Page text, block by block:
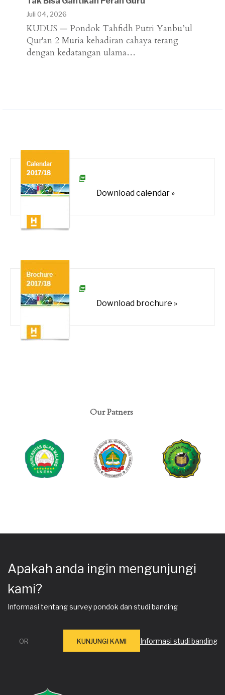
Juli 04, 2026
KUDUS — Pondok Tahfidh Putri Yanbu’ul
Qur'an 2 Muria kehadiran cahaya terang
dengan kedatangan ulama…
Download calendar »
Download brochure »
Our Patners
Apakah anda ingin mengunjungi
kami?
Informasi tentang survey pondok dan studi banding
Informasi studi banding
OR KUNJUNGI KAMI